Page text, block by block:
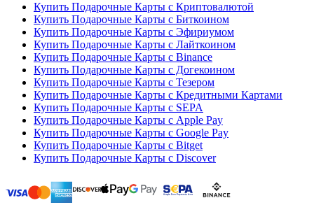
Купить Подарочные Карты с Криптовалютой
Купить Подарочные Карты с Биткоином
Купить Подарочные Карты с Эфириумом
Купить Подарочные Карты с Лайткоином
Купить Подарочные Карты с Binance
Купить Подарочные Карты с Догекоином
Купить Подарочные Карты с Тезером
Купить Подарочные Карты с Кредитными Картами
Купить Подарочные Карты с SEPA
Купить Подарочные Карты с Apple Pay
Купить Подарочные Карты с Google Pay
Купить Подарочные Карты с Bitget
Купить Подарочные Карты с Discover